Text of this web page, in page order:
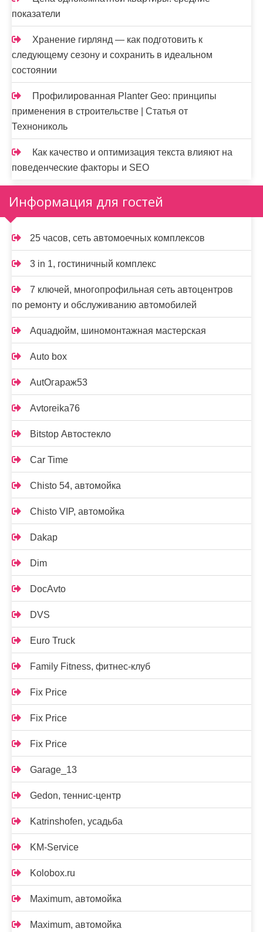
показатели
Хранение гирлянд — как подготовить к
следующему сезону и сохранить в идеальном
состоянии
Профилированная Planter Geo: принципы
применения в строительстве | Статья от
Технониколь
Как качество и оптимизация текста влияют на
поведенческие факторы и SEO
Информация для гостей
25 часов, сеть автомоечных комплексов
3 in 1, гостиничный комплекс
7 ключей, многопрофильная сеть автоцентров
по ремонту и обслуживанию автомобилей
Aquaдюйм, шиномонтажная мастерская
Auto box
AutOгараж53
Avtoreika76
Bitstop Автостекло
Car Time
Chisto 54, автомойка
Chisto VIP, автомойка
Dakap
Dim
DocAvto
DVS
Euro Truck
Family Fitness, фитнес-клуб
Fix Price
Fix Price
Fix Price
Garage_13
Gedon, теннис-центр
Katrinshofen, усадьба
KM-Service
Kolobox.ru
Maximum, автомойка
Maximum, автомойка